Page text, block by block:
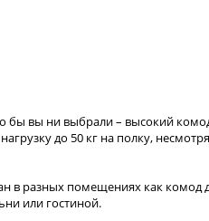
бы вы ни выбрали – высокий
до 50 кг на полку,
в разных помещениях как комод
или гостиной.